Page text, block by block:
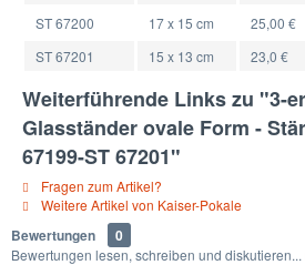
ST 67200
17 x 15 cm
25,00 €
ST 67201
15 x 13 cm 23,0 €
Weiterführende Links zu "3-
Glasständer ovale Form -
67199-ST 67201"
Fragen zum Artikel?
Weitere Artikel von Kaiser-Pokale
Bewertungen 0
Bewertungen lesen, schreiben und diskutieren...